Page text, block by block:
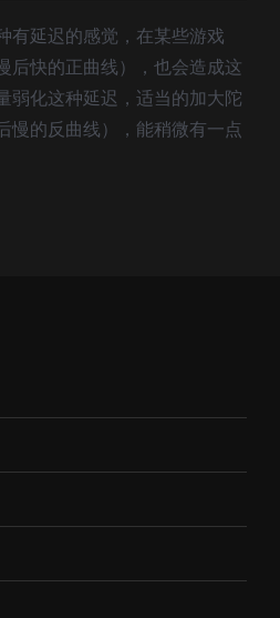
有延迟的感觉，在某些游戏
后快的正曲线），也会造成这
弱化这种延迟，适当的加大陀
慢的反曲线），能稍微有一点